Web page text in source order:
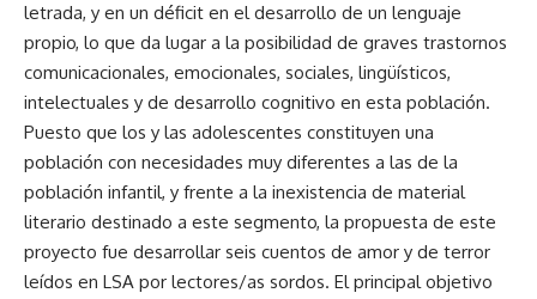
letrada, y en un déficit en el desarrollo de un lenguaje
propio, lo que da lugar a la posibilidad de graves trastornos
comunicacionales, emocionales, sociales, lingüísticos,
intelectuales y de desarrollo cognitivo en esta población.
Puesto que los y las adolescentes constituyen una
población con necesidades muy diferentes a las de la
población infantil, y frente a la inexistencia de material
literario destinado a este segmento, la propuesta de este
proyecto fue desarrollar seis cuentos de amor y de terror
leídos en LSA por lectores/as sordos. El principal objetivo